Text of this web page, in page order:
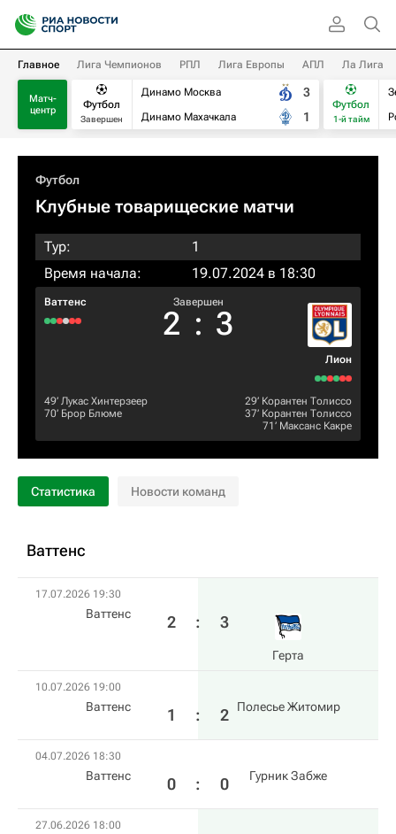
Главное Лига Чемпионов РПЛ Лига Европы АПЛ Ла Лига
Матч-
центр
Футбол
Завершен
Динамо Москва
Динамо Махачкала
3
1
Футбол
1-й тайм
Футбол
Клубные товарищеские матчи
Тур:
1
Время начала:
19.07.2024 в 18:30
Ваттенс Завершен
2 : 3
Лион
49‎’‎ Лукас Хинтерзеер
70‎’‎ Брор Блюме
29‎’‎ Корантен Толиссо
37‎’‎ Корантен Толиссо
71‎’‎ Максанс Какре
Статистика Новости команд
Ваттенс
17.07.2026 19:30
Ваттенс 2 : 3
Герта
10.07.2026 19:00
Ваттенс 1 : 2 Полесье Житомир
04.07.2026 18:30
Ваттенс 0 : 0 Гурник Забже
27.06.2026 18:00